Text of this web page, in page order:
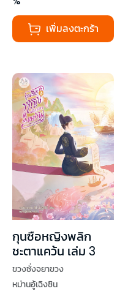
เพิ่มลงตะกร้า
กุนซือหญิงพลิก
ชะตาแคว้น เล่ม 3
ขวงซั่งจยาขวง
หม่านอู้เฉิงซิน